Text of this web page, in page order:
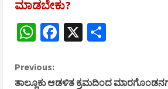
ಮಾಡಬೇಕು?
WhatsApp
Facebook
X
C
Previous:
ತಾಲ್ಲೂಕು ಆಡಳಿತ ಕ್ರಮದಿಂದ